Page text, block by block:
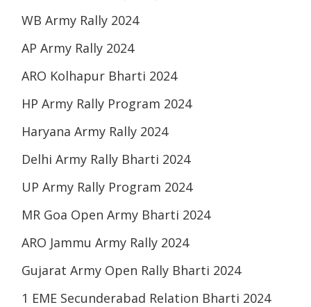
WB Army Rally 2024
AP Army Rally 2024
ARO Kolhapur Bharti 2024
HP Army Rally Program 2024
Haryana Army Rally 2024
Delhi Army Rally Bharti 2024
UP Army Rally Program 2024
MR Goa Open Army Bharti 2024
ARO Jammu Army Rally 2024
Gujarat Army Open Rally Bharti 2024
1 EME Secunderabad Relation Bharti 2024